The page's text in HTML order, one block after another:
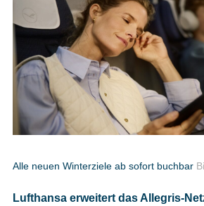
Podcast
Alle neuen Winterziele ab sofort buchbar
Lufthansa erweitert das Allegris-